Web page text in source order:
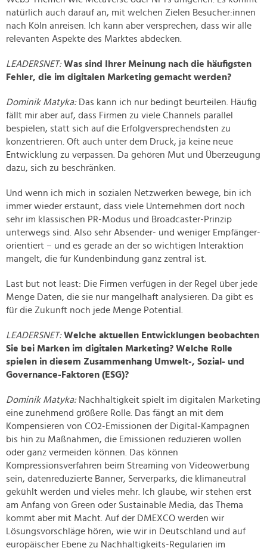
natürlich auch darauf an, mit welchen Zielen Besucher:innen
nach Köln anreisen. Ich kann aber versprechen, dass wir alle
relevanten Aspekte des Marktes abdecken.
LEADERSNET: Was sind Ihrer Meinung nach die häufigsten
Fehler, die im digitalen Marketing gemacht werden?
Dominik Matyka: Das kann ich nur bedingt beurteilen. Häufig
fällt mir aber auf, dass Firmen zu viele Channels parallel
bespielen, statt sich auf die Erfolgversprechendsten zu
konzentrieren. Oft auch unter dem Druck, ja keine neue
Entwicklung zu verpassen. Da gehören Mut und Überzeugung
dazu, sich zu beschränken.
Und wenn ich mich in sozialen Netzwerken bewege, bin ich
immer wieder erstaunt, dass viele Unternehmen dort noch
sehr im klassischen PR-Modus und Broadcaster-Prinzip
unterwegs sind. Also sehr Absender- und weniger Empfänger-
orientiert – und es gerade an der so wichtigen Interaktion
mangelt, die für Kundenbindung ganz zentral ist.
Last but not least: Die Firmen verfügen in der Regel über jede
Menge Daten, die sie nur mangelhaft analysieren. Da gibt es
für die Zukunft noch jede Menge Potential.
LEADERSNET:Welche aktuellen Entwicklungen beobachten
Sie bei Marken im digitalen Marketing? Welche Rolle
spielen in diesem Zusammenhang Umwelt-, Sozial- und
Governance-Faktoren (ESG)?
Dominik Matyka: Nachhaltigkeit spielt im digitalen Marketing
eine zunehmend größere Rolle. Das fängt an mit dem
Kompensieren von CO2-Emissionen der Digital-Kampagnen
bis hin zu Maßnahmen, die Emissionen reduzieren wollen
oder ganz vermeiden können. Das können
Kompressionsverfahren beim Streaming von Videowerbung
sein, datenreduzierte Banner, Serverparks, die klimaneutral
gekühlt werden und vieles mehr. Ich glaube, wir stehen erst
am Anfang von Green oder Sustainable Media, das Thema
kommt aber mit Macht. Auf der DMEXCO werden wir
Lösungsvorschläge hören, wie wir in Deutschland und auf
europäischer Ebene zu Nachhaltigkeits-Regularien im